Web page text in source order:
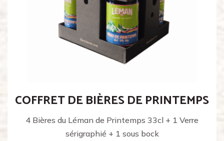
COFFRET DE BIÈRES DE PRINTEMPS
4 Bières du Léman de Printemps 33cl + 1 Verre
sérigraphié + 1 sous bock